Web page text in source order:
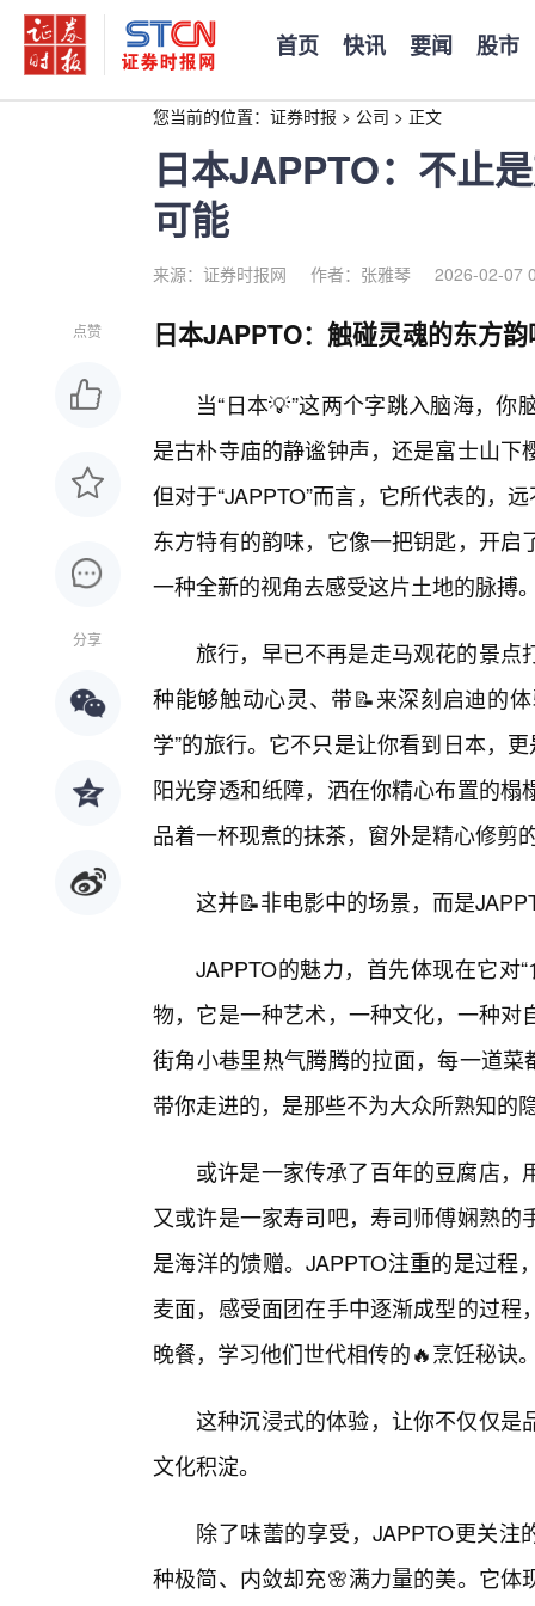
首页 快讯 要闻 股市
您当前的位置： 证券时报 > 公司 > 正文
日本JAPPTO：不止
可能
来源：证券时报网 作者：张雅琴 2026-02-07
点赞
分享
日本JAPPTO：触碰灵魂的东方韵
当“日本💡”这两个字跳入脑海，
是古朴寺庙的静谧钟声，还是富士山
但对于“JAPPTO”而言，它所代表的，
东方特有的韵味，它像一把钥匙，开
一种全新的视角去感受这片土地的脉搏
旅行，早已不再是走马观花的景
种能够触动心灵、带📝来深刻启迪的
学”的旅行。它不只是让你看到日本，
阳光穿透和纸障，洒在你精心布置的
品着一杯现煮的抹茶，窗外是精心修剪
这并📝非电影中的场景，而是
JAPPTO的魅力，首先体现在它对
物，它是一种艺术，一种文化，一种
街角小巷里热气腾腾的拉面，每一道
带你走进的，是那些不为大众所熟知的
或许是一家传承了百年的豆腐店
又或许是一家寿司吧，寿司师傅娴熟
是海洋的馈赠。JAPPTO注重的是过
麦面，感受面团在手中逐渐成型的过
晚餐，学习他们世代相传的🔥烹饪秘诀
这种沉浸式的体验，让你不仅仅是
文化积淀。
除了味蕾的享受，JAPPTO更关注
种极简、内敛却充🌸满力量的美。它